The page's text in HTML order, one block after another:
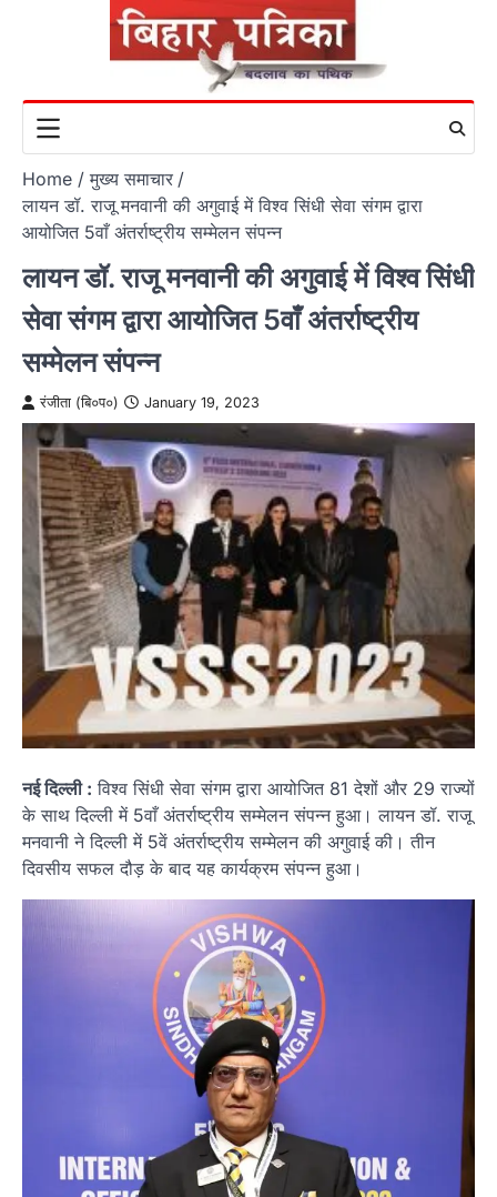
Home
मुख्य समाचार
लायन डॉ. राजू मनवानी की अगुवाई में विश्व सिंधी सेवा संगम द्वारा
आयोजित 5वाँ अंतर्राष्ट्रीय सम्मेलन संपन्न
लायन डॉ. राजू मनवानी की अगुवाई में विश्व सिंधी
सेवा संगम द्वारा आयोजित 5वाँ अंतर्राष्ट्रीय
सम्मेलन संपन्न
रंजीता (बि०प०) January 19, 2023
नई दिल्ली : विश्व सिंधी सेवा संगम द्वारा आयोजित 81 देशों और 29 राज्यों
के साथ दिल्ली में 5वाँ अंतर्राष्ट्रीय सम्मेलन संपन्न हुआ। लायन डॉ. राजू
मनवानी ने दिल्ली में 5वें अंतर्राष्ट्रीय सम्मेलन की अगुवाई की। तीन
दिवसीय सफल दौड़ के बाद यह कार्यक्रम संपन्न हुआ।